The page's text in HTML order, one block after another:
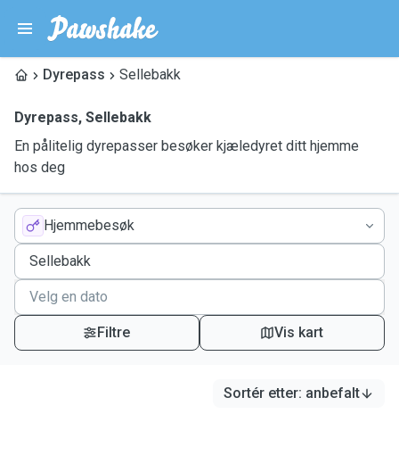
Dyrepass Sellebakk
Dyrepass, Sellebakk
En pålitelig dyrepasser besøker kjæledyret ditt hjemme
hos deg
Hjemmebesøk
Filtre Vis kart
Sortér etter: anbefalt